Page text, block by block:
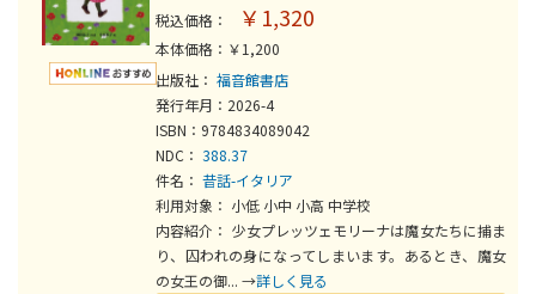
税込価格：
￥1,320
本体価格：￥1,200
出版社： 福音館書店
発行年月：2026-4
ISBN：9784834089042
NDC： 388.37
件名： 昔話-イタリア
利用対象： 小低 小中 小高 中学校
内容紹介： 少女プレッツェモリーナは魔女たちに捕ま
り、囚われの身になってしまいます。あるとき、魔女
の女王の御... →詳しく見る